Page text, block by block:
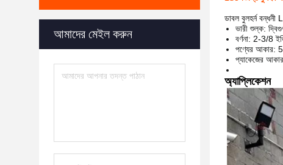
আমাদের মেইল ​​করুন
ডাবল বুলহর্ন বন্ধনী
ভারী শুল্ক:
বর্ণনা: 2-3/8
পণ্যের আকার:
প্যাকেজের
অ্যাপ্লিকেশন